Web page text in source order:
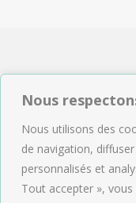
Nous
Nous utilisons des
de navigation,
personnalisés et
Tout accepter »,